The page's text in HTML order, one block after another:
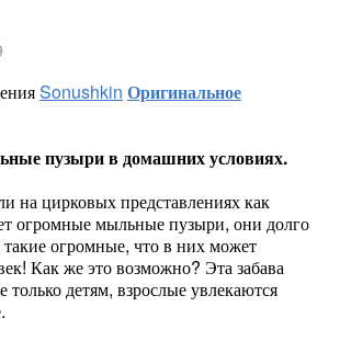
Sonushkin Оригинальное
пузыри в домашних условиях.
на цирковых представлениях как
огромные мыльные пузыри, они долго
огромные, что в них может
Как же это возможно? Эта забава
только детям, взрослые увлекаются